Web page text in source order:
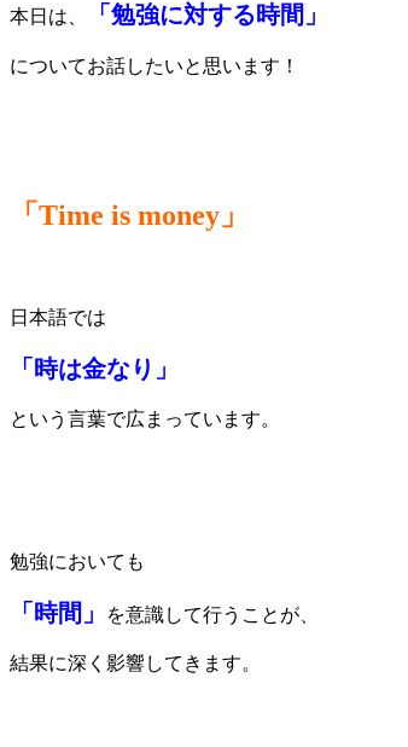
本日は、 「勉強に対する時間」
についてお話したいと思います！
「 Time is money 」
日本語では
「時は金なり」
という言葉で広まっています。
勉強においても
「時間」 を意識して行うことが、
結果に深く影響してきます。